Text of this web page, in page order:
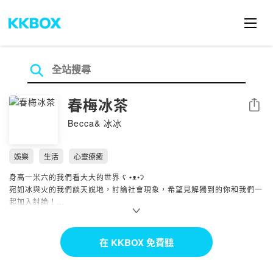
春梅冰茶
Becca& 冰冰
分享
娛樂 生活
心靈療癒
身高一米六的我們看大大的世界 ʕ •ᴥ•ʔ
宛如冰與火的我們談天說地，討論社會現象，希望見解獨到的你和我們一
起加入討論！
IG搜尋chun_mei_ice_tea
或是Bio看更多
https://allmy.bio/chun_mei_ice_tea
在 KKBOX 免費聽